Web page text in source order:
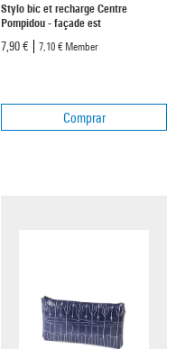
Stylo bic et recharge Centre
Pompidou - façade est
7,90 €
7,10 € Member
Comprar